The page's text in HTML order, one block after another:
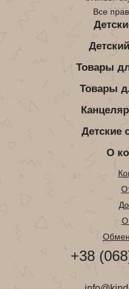
Все
Товары
Товары
Детские
О
Обмен
+38